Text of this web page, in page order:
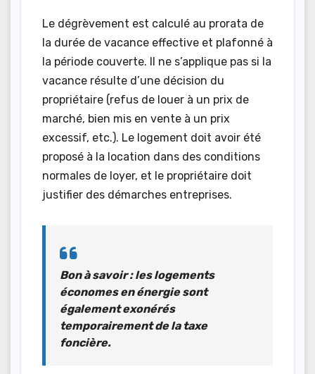
Le dégrèvement est calculé au prorata de
la durée de vacance effective et plafonné à
la période couverte. Il ne s’applique pas si la
vacance résulte d’une décision du
propriétaire (refus de louer à un prix de
marché, bien mis en vente à un prix
excessif, etc.). Le logement doit avoir été
proposé à la location dans des conditions
normales de loyer, et le propriétaire doit
justifier des démarches entreprises.
Bon à savoir :les logements
économes en énergie sont
également exonérés
temporairement de la taxe
foncière.